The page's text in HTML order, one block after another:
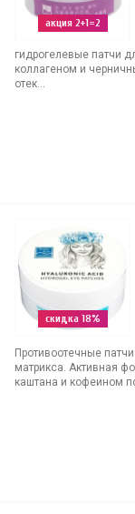
акция 2+1=2
гидрогелевые патчи
коллагеном и
отек...
скидка 18%
Противоотечные
матрикса. Активная
каштана и кофеином